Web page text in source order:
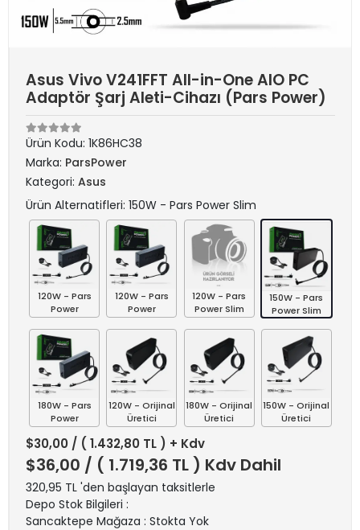
Asus Vivo V241FFT All-in-One AIO PC
Adaptör Şarj Aleti-Cihazı (Pars Power)
Ürün Kodu: 1K86HC38
Marka: ParsPower
Kategori: Asus
Ürün Alternatifleri: 150W - Pars Power Slim
120W - Pars
Power
120W - Pars
Power
120W - Pars
Power Slim
150W - Pars
Power Slim
180W - Pars
Power
120W - Orijinal
Üretici
180W - Orijinal
Üretici
150W - Orijinal
Üretici
$30,00 / ( 1.432,80 TL ) + Kdv
$36,00 / ( 1.719,36 TL ) Kdv Dahil
320,95 TL 'den başlayan taksitlerle
Depo Stok Bilgileri :
Sancaktepe Mağaza : Stokta Yok